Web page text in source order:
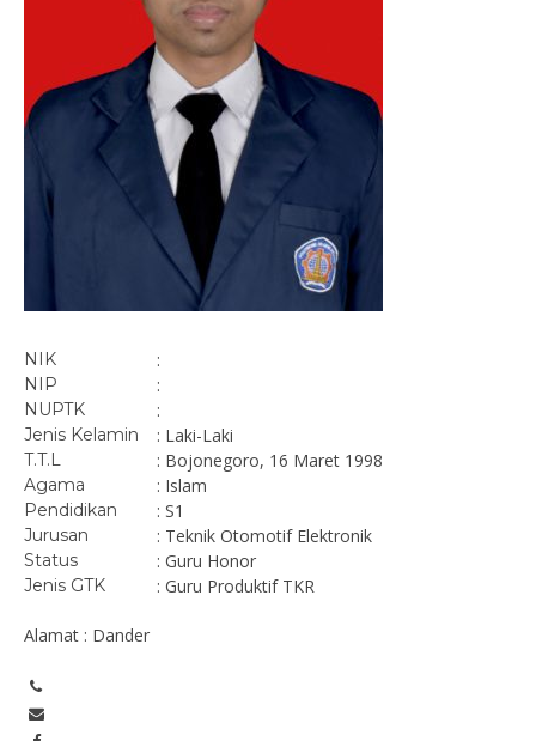
NIK :
NIP :
NUPTK :
Jenis Kelamin : Laki-Laki
T.T.L : Bojonegoro, 16 Maret 1998
Agama : Islam
Pendidikan : S1
Jurusan : Teknik Otomotif Elektronik
Status : Guru Honor
Jenis GTK : Guru Produktif TKR
Alamat : Dander